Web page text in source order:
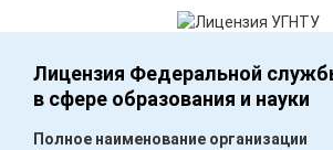
Лицензия Федеральной
в сфере образования и науки
Полное наименование организации